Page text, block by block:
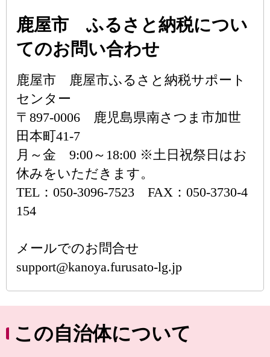
鹿屋市 ふるさと納税につい
てのお問い合わせ
鹿屋市 鹿屋市ふるさと納税サポート
センター
〒897-0006 鹿児島県南さつま市加世
田本町41-7
月～金 9:00～18:00 ※土日祝祭日はお
休みをいただきます。
TEL：050-3096-7523 FAX：050-3730-4
154
メールでのお問合せ
support@kanoya.furusato-lg.jp
この自治体について